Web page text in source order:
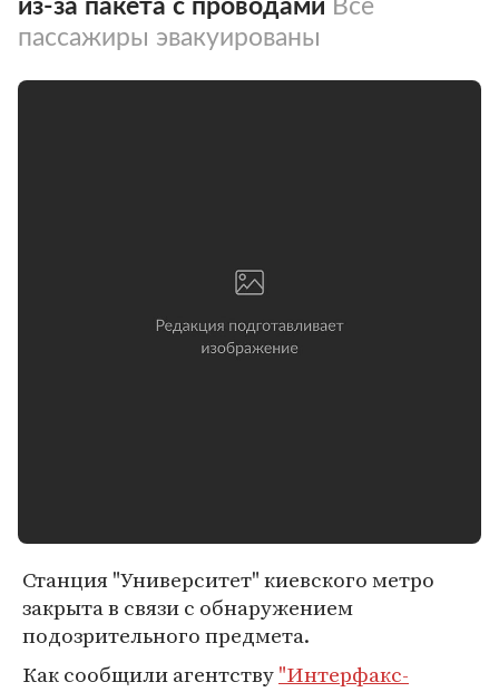
из-за пакета с проводами Все
пассажиры эвакуированы
Станция "Университет" киевского метро
закрыта в связи с обнаружением
подозрительного предмета.
Как сообщили агентству"Интерфакс-